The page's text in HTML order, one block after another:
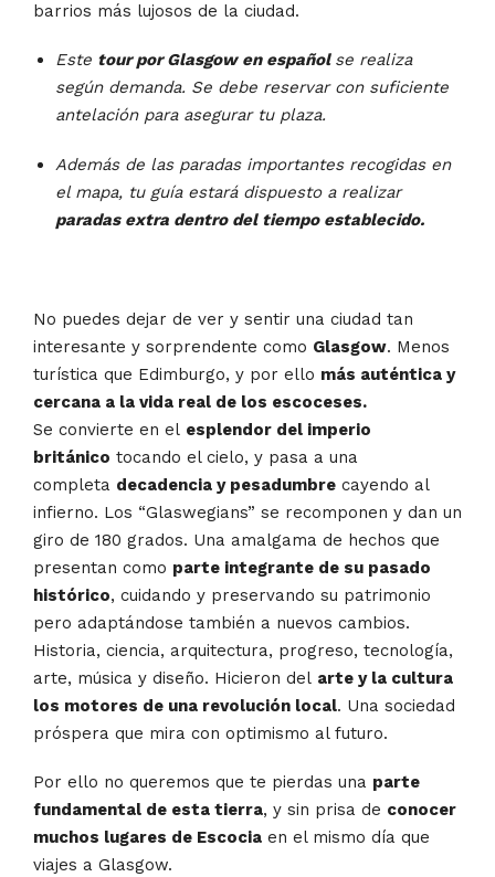
barrios más lujosos de la ciudad.
Este tour por Glasgow en español se realiza
según demanda. Se debe reservar con suficiente
antelación para asegurar tu plaza.
Además de las paradas importantes recogidas en
el mapa, tu guía estará dispuesto a realizar
paradas extra dentro del tiempo establecido.
No puedes dejar de ver y sentir una ciudad tan
interesante y sorprendente como Glasgow. Menos
turística que Edimburgo, y por ello más auténtica y
cercana a la vida real de los escoceses.
Se convierte en el esplendor del imperio
británico tocando el cielo, y pasa a una
completa decadencia y pesadumbre cayendo al
infierno. Los “Glaswegians” se recomponen y dan un
giro de 180 grados. Una amalgama de hechos que
presentan como parte integrante de su pasado
histórico, cuidando y preservando su patrimonio
pero adaptándose también a nuevos cambios.
Historia, ciencia, arquitectura, progreso, tecnología,
arte, música y diseño. Hicieron del arte y la cultura
los motores de una revolución local. Una sociedad
próspera que mira con optimismo al futuro.
Por ello no queremos que te pierdas una parte
fundamental de esta tierra, y sin prisa de conocer
muchos lugares de Escocia en el mismo día que
viajes a Glasgow.